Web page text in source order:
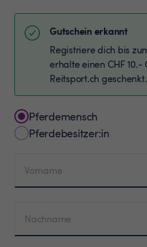
Gutschein erkannt
Registriere dich bis
erhalte einen CHF 10.-
Reitsport.ch geschenkt.
Pferdemensch
Pferdebesitzer:in
Vorname
Nachname